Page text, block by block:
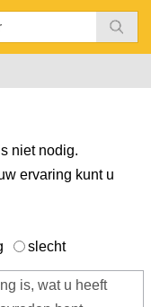
niet nodig.
ervaring kunt u
slecht